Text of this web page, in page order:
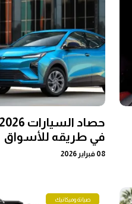
في طريقه للأسواق
08 فبراير 2026
صيانة وميكانيك